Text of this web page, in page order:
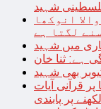
انوکھا
لگتا ہے
میں شہید
ہے: ثنا خان
قرآنی آیات
لکھنے پر پابندی